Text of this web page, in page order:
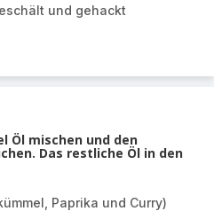
und gehackt
Öl mischen und den
Das restliche Öl in den
Paprika und Curry)